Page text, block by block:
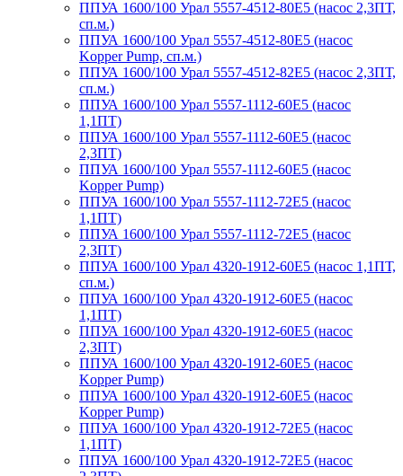
ППУА 1600/100 Урал 5557-4512-80Е5 (насос 2,3ПТ,
сп.м.)
ППУА 1600/100 Урал 5557-4512-80Е5 (насос
Kopper Pump, сп.м.)
ППУА 1600/100 Урал 5557-4512-82Е5 (насос 2,3ПТ,
сп.м.)
ППУА 1600/100 Урал 5557-1112-60Е5 (насос
1,1ПТ)
ППУА 1600/100 Урал 5557-1112-60Е5 (насос
2,3ПТ)
ППУА 1600/100 Урал 5557-1112-60Е5 (насос
Kopper Pump)
ППУА 1600/100 Урал 5557-1112-72Е5 (насос
1,1ПТ)
ППУА 1600/100 Урал 5557-1112-72Е5 (насос
2,3ПТ)
ППУА 1600/100 Урал 4320-1912-60Е5 (насос 1,1ПТ,
сп.м.)
ППУА 1600/100 Урал 4320-1912-60Е5 (насос
1,1ПТ)
ППУА 1600/100 Урал 4320-1912-60Е5 (насос
2,3ПТ)
ППУА 1600/100 Урал 4320-1912-60Е5 (насос
Kopper Pump)
ППУА 1600/100 Урал 4320-1912-60Е5 (насос
Kopper Pump)
ППУА 1600/100 Урал 4320-1912-72Е5 (насос
1,1ПТ)
ППУА 1600/100 Урал 4320-1912-72Е5 (насос